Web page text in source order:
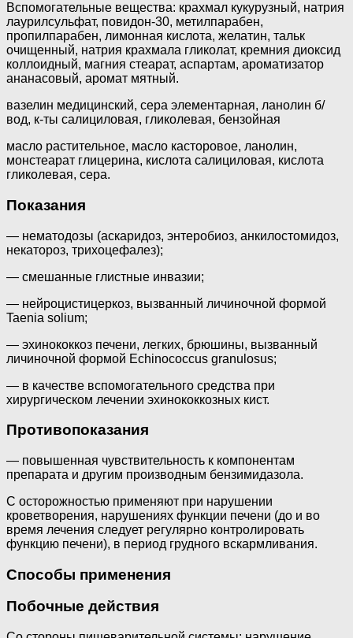
Вспомогательные вещества: крахмал кукурузный, натрия
лаурилсульфат, повидон-30, метилпарабен,
пропилпарабен, лимонная кислота, желатин, тальк
очищенный, натрия крахмала гликолат, кремния диоксид
коллоидный, магния стеарат, аспартам, ароматизатор
ананасовый, аромат мятный.
вазелин медицинский, сера элементарная, ланолин б/
вод, к-ты салициловая, гликолевая, бензойная
масло растительное, масло касторовое, ланолин,
монстеарат глицерина, кислота салициловая, кислота
гликолевая, сера.
Показания
— нематодозы (аскаридоз, энтеробиоз, анкилостомидоз,
некатороз, трихоцефалез);
— смешанные глистные инвазии;
— нейроцистицеркоз, вызванный личиночной формой
Taenia solium;
— эхинококкоз печени, легких, брюшины, вызванный
личиночной формой Echinococcus granulosus;
— в качестве вспомогательного средства при
хирургическом лечении эхинококкозных кист.
Противопоказания
— повышенная чувствительность к компонентам
препарата и другим производным бензимидазола.
С осторожностью применяют при нарушении
кроветворения, нарушениях функции печени (до и во
время лечения следует регулярно контролировать
функцию печени), в период грудного вскармливания.
Способы применения
Побочные действия